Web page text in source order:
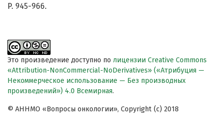
P. 945-966.
Это произведение доступно по лицензии Creative Commons
«Attribution-NonCommercial-NoDerivatives» («Атрибуция —
Некоммерческое использование — Без производных
произведений») 4.0 Всемирная.
© АННМО «Вопросы онкологии», Copyright (c) 2018